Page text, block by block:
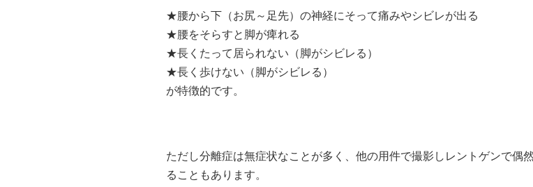
★腰から下（お尻～足先）の神経にそって痛みやシビレが出る
★腰をそらすと脚が痺れる
★長くたって居られない（脚がシビレる）
★長く歩けない（脚がシビレる）
が特徴的です。
ただし分離症は無症状なことが多く、他の用件で撮影しレントゲンで偶
ることもあります。